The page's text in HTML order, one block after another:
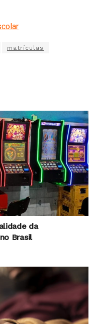
matrículas
da
Brasil